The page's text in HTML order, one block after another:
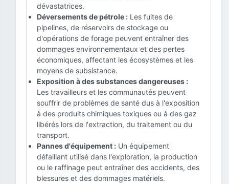
dévastatrices.
Déversements de pétrole : Les fuites de
pipelines, de réservoirs de stockage ou
d'opérations de forage peuvent entraîner des
dommages environnementaux et des pertes
économiques, affectant les écosystèmes et les
moyens de subsistance.
Exposition à des substances dangereuses :
Les travailleurs et les communautés peuvent
souffrir de problèmes de santé dus à l'exposition
à des produits chimiques toxiques ou à des gaz
libérés lors de l'extraction, du traitement ou du
transport.
Pannes d'équipement : Un équipement
défaillant utilisé dans l'exploration, la production
ou le raffinage peut entraîner des accidents, des
blessures et des dommages matériels.